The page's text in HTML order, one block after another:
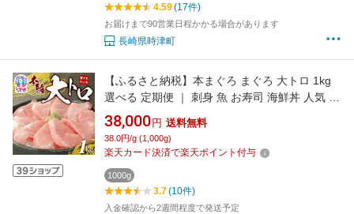
4.59(17件)
お届けまで90営業日程かかる場合があります
長崎県時津町
【ふるさと納税】本まぐろ まぐろ 大トロ 1kg
選べる 定期便 ｜ 刺身 魚 お寿司 海鮮丼 人気 お
すすめ 柵 冷凍 トロ 大トロ 約10人前 まぐろ処
一条｜
38,000 円 送料無料
38.0円/g (1,000g)
楽天カード決済で楽天ポイント付与
1000g
3.7(10件)
入金確認から2週間程度で発送予定